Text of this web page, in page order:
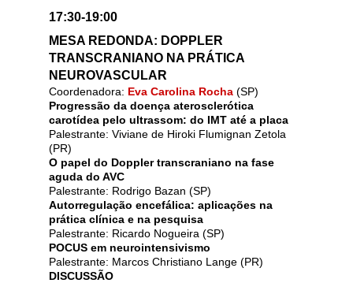
17:30-19:00
MESA REDONDA: DOPPLER
TRANSCRANIANO NA PRÁTICA
NEUROVASCULAR
Coordenadora: Eva Carolina Rocha (SP)
Progressão da doença aterosclerótica
carotídea pelo ultrassom: do IMT até a placa
Palestrante: Viviane de Hiroki Flumignan Zetola
(PR)
O papel do Doppler transcraniano na fase
aguda do AVC
Palestrante: Rodrigo Bazan (SP)
Autorregulação encefálica: aplicações na
prática clínica e na pesquisa
Palestrante: Ricardo Nogueira (SP)
POCUS em neurointensivismo
Palestrante: Marcos Christiano Lange (PR)
DISCUSSÃO